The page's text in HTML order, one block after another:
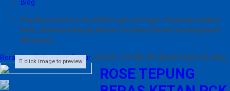
Blog
Dapatkan promo menarik berupa potongan harga dan ongkos
kirim, silahkan hubungi Admin Sembako Medan melalui pesan
Whatsapp
Beranda»Kebutuhan Dapur » ROSE TEPUNG BERAS KETAN PCK 500g
click image to preview
ROSE TEPUNG